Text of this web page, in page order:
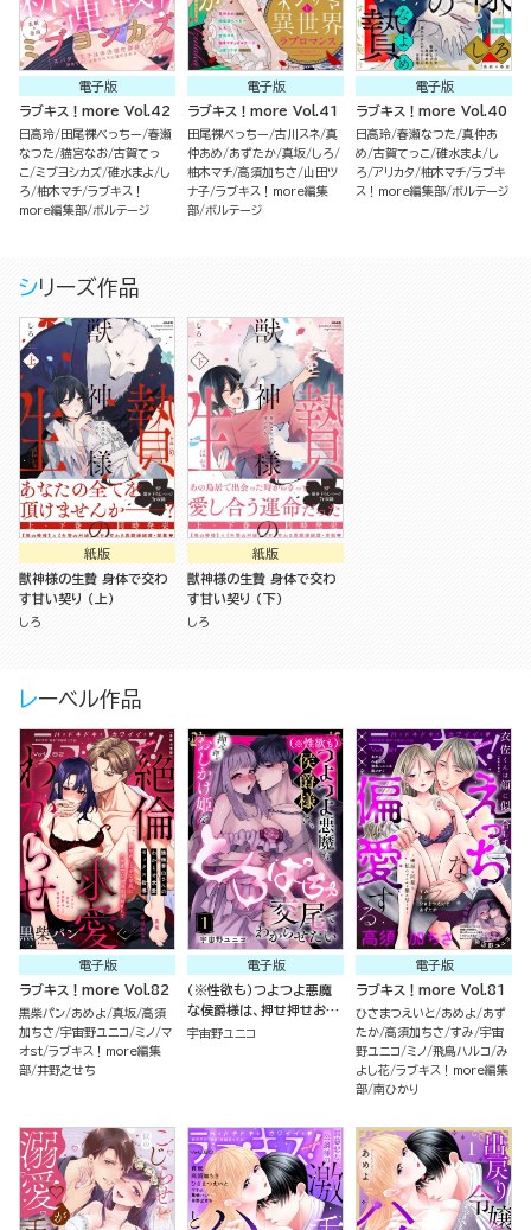
電子版
ラブキス！more Vol.42
日高玲 田尾裸べっちー 春瀬
なつた 猫宮なお 古賀てっ
こ ミブヨシカズ 碓水まよ
し
ろ 柚木マチ ラブキス！
more編集部 ボルテージ
電子版
ラブキス！more Vol.41
田尾裸べっちー 古川スネ 真
仲あめ
あずたか 真坂 しろ
柚木マチ 高須加ちさ
山田ツ
ナ子 ラブキス！more編集
部 ボルテージ
電子版
ラブキス！more Vol.40
日高玲 春瀬なつた 真仲あ
め 古賀てっこ 碓水まよ
し
ろ アリカタ 柚木マチ ラブキ
ス！more編集部 ボルテージ
シリーズ作品
紙版
獣神様の生贄 身体で交わ
す甘い契り （上）
しろ
紙版
獣神様の生贄 身体で交わ
す甘い契り （下）
しろ
レーベル作品
電子版
ラブキス！more Vol.82
黒柴パン あめよ 真坂 高須
加ちさ 宇宙野ユニコ ミノ マ
オst ラブキス！more編集
部 井野之せち
電子版
（※性欲も）つよつよ悪魔
な侯爵様は、押せ押せおし
かけ姫をとろぱちゅ交尾で
宇宙野ユニコ
電子版
ラブキス！more Vol.81
ひさまつえいと あめよ
あず
たか 高須加ちさ すみ 宇宙
野ユニコ ミノ 飛鳥ハルコ み
よし花 ラブキス！more編集
部 南ひかり